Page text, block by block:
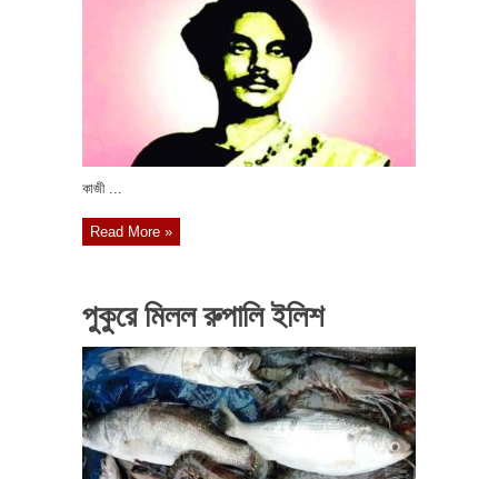
কাজী ...
Read More »
পুকুরে মিলল রুপালি ইলিশ